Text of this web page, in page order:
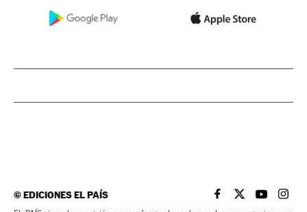
©EDICIONES EL PAÍS EL PAÍS BRASIL EN
EL PAÍSEL PAÍS
EL